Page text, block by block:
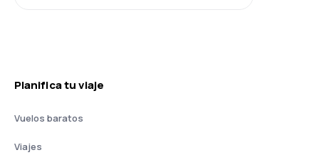
Planifica tu viaje
Vuelos baratos
Viajes